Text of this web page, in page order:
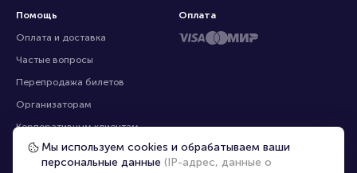
Помощь
Оплата и доставка
Частые вопросы
Перепродажа билетов
Организаторам
Корпоративным клиентам
VIP-билеты
Оплата
Мы используем cookies и обрабатываем ваши
персональные данные (IP-адрес, данные о